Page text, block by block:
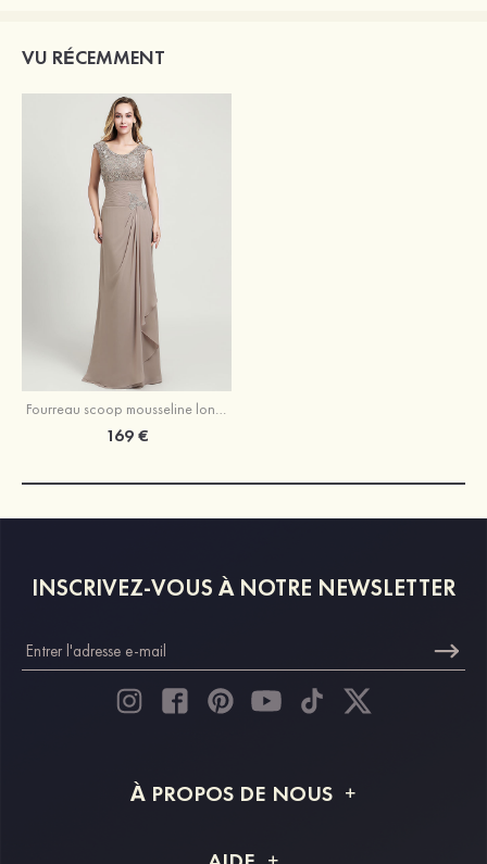
VU RÉCEMMENT
Fourreau scoop mousseline longueur ras du sol robe de mère de la mariée avec appliqué dentelle volants
169 €
INSCRIVEZ-VOUS À NOTRE NEWSLETTER
À PROPOS DE NOUS